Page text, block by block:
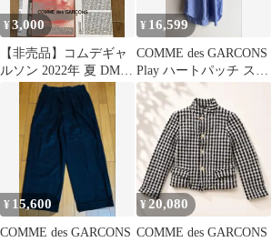
¥3,000
【非売品】コムデギャ
ルソン 2022年 夏 DM
アートブック Yusuf
¥ 16,599
COMME des GARCONS
Play ハートパッチ スト
ライプ シャツ
¥ 15,600
COMME des GARCONS
¥ 20,080
COMME des GARCONS